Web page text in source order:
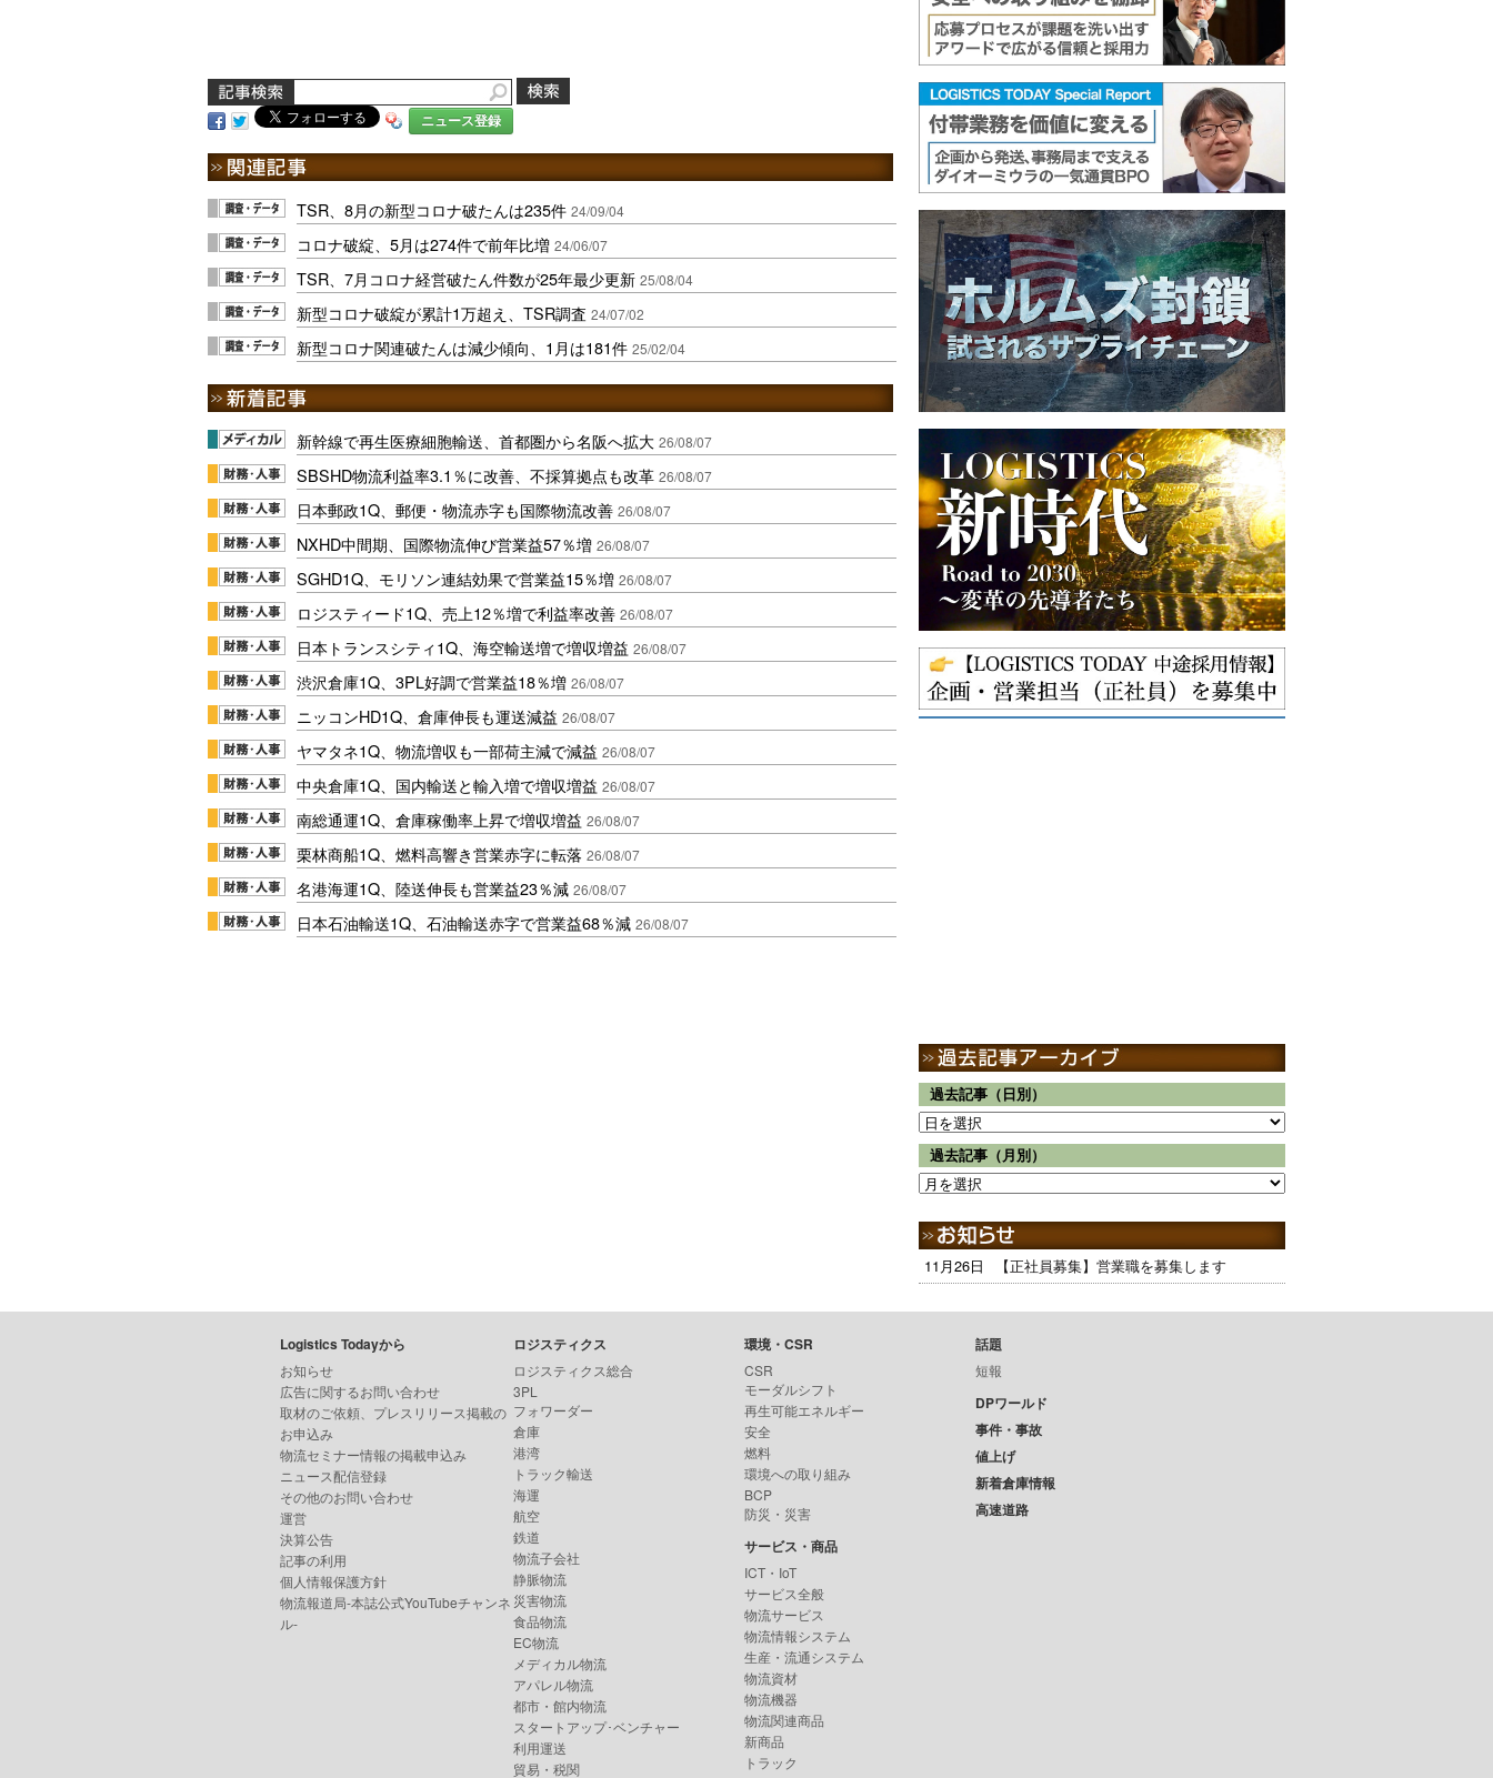
ニュース登録
TSR、8月の新型コロナ破たんは235件 24/09/04
コロナ破綻、5月は274件で前年比増 24/06/07
TSR、7月コロナ経営破たん件数が25年最少更新 25/08/04
新型コロナ破綻が累計1万超え、TSR調査 24/07/02
新型コロナ関連破たんは減少傾向、1月は181件 25/02/04
新幹線で再生医療細胞輸送、首都圏から名阪へ拡大 26/08/07
SBSHD物流利益率3.1％に改善、不採算拠点も改革 26/08/07
日本郵政1Q、郵便・物流赤字も国際物流改善 26/08/07
NXHD中間期、国際物流伸び営業益57％増 26/08/07
SGHD1Q、モリソン連結効果で営業益15％増 26/08/07
ロジスティード1Q、売上12％増で利益率改善 26/08/07
日本トランスシティ1Q、海空輸送増で増収増益 26/08/07
渋沢倉庫1Q、3PL好調で営業益18％増 26/08/07
ニッコンHD1Q、倉庫伸長も運送減益 26/08/07
ヤマタネ1Q、物流増収も一部荷主減で減益 26/08/07
中央倉庫1Q、国内輸送と輸入増で増収増益 26/08/07
南総通運1Q、倉庫稼働率上昇で増収増益 26/08/07
栗林商船1Q、燃料高響き営業赤字に転落 26/08/07
名港海運1Q、陸送伸長も営業益23％減 26/08/07
日本石油輸送1Q、石油輸送赤字で営業益68％減 26/08/07
過去記事（日別）
過去記事（月別）
11月26日 【正社員募集】営業職を募集します
Logistics Todayから
お知らせ
広告に関するお問い合わせ
取材のご依頼、プレスリリース掲載の
お申込み
物流セミナー情報の掲載申込み
ニュース配信登録
その他のお問い合わせ
運営
決算公告
記事の利用
個人情報保護方針
物流報道局-本誌公式YouTubeチャンネ
ル-
ロジスティクス
ロジスティクス総合
3PL
フォワーダー
倉庫
港湾
トラック輸送
海運
航空
鉄道
物流子会社
静脈物流
災害物流
食品物流
EC物流
メディカル物流
アパレル物流
都市・館内物流
スタートアップ･ベンチャー
利用運送
貿易・税関
環境・CSR
CSR
モーダルシフト
再生可能エネルギー
安全
燃料
環境への取り組み
BCP
防災・災害
サービス・商品
ICT・IoT
サービス全般
物流サービス
物流情報システム
生産・流通システム
物流資材
物流機器
物流関連商品
新商品
トラック
話題
短報
DPワールド
事件・事故
値上げ
新着倉庫情報
高速道路